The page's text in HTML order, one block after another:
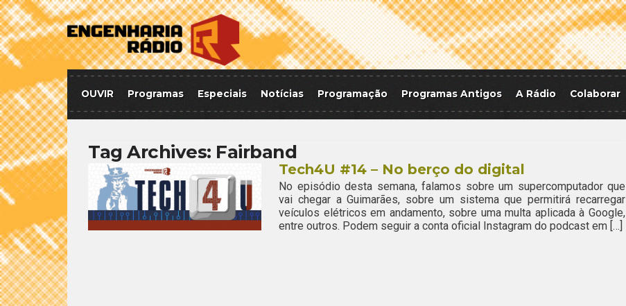
OUVIR Programas Especiais Notícias Programação Programas Antigos A Rádio Colaborar
Tag Archives: Fairband
Tech4U #14 – No berço do digital
No episódio desta semana, falamos sobre um supercomputador que
vai chegar a Guimarães, sobre um sistema que permitirá recarregar
veículos elétricos em andamento, sobre uma multa aplicada à Google,
entre outros. Podem seguir a conta oficial Instagram do podcast em […]